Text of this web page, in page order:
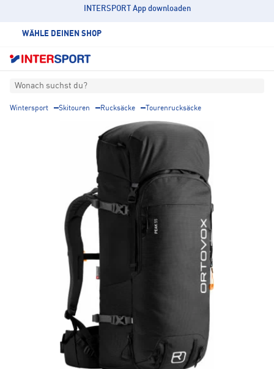
INTERSPORT App downloaden
WÄHLE DEINEN SHOP
Wonach suchst du?
Wintersport Skitouren Rucksäcke Tourenrucksäcke